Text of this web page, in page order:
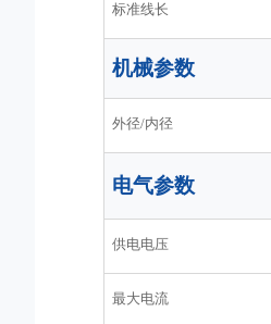
标准线长
机械参数
外径/内径
电气参数
供电电压
最大电流